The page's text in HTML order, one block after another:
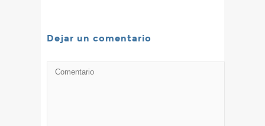
Dejar un comentario